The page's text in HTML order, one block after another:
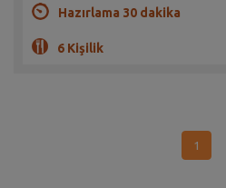
Hazırlama 30 dakika
6 Kişilik
1